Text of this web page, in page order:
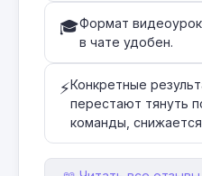
🎓Формат
в чате удобен.
⚡Конкретные
перестают тянуть
команды,